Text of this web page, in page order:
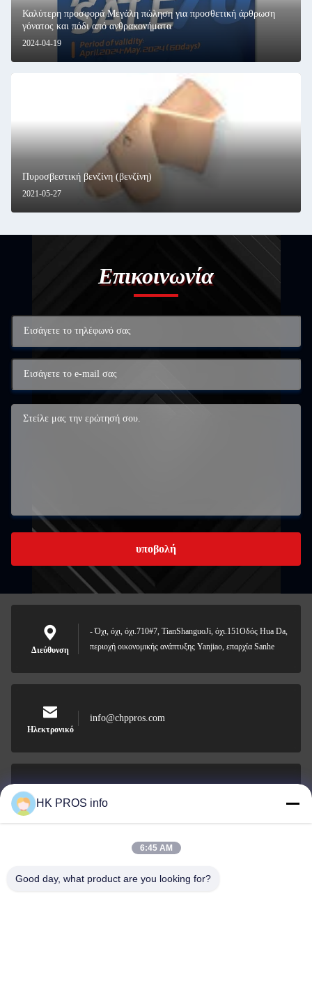
2024-04-19
Καλύτερη προσφορά Μεγάλη πώληση για προσθετική άρθρωση
γόνατος και πόδι από ανθρακονήματα
2021-05-27
Πυροσβεστική βενζίνη (βενζίνη)
Επικοινωνία
υποβολή
Διεύθυνση
- Όχι, όχι, όχι.710#7, TianShanguoJi, όχι.151Οδός Hua Da,
περιοχή οικονομικής ανάπτυξης Yanjiao, επαρχία Sanhe
Ηλεκτρονικό
info@chppros.com
Τηλεφώνημα
0086-10-56955594
HK PROS info
6:45 AM
Good day, what product are you looking for?